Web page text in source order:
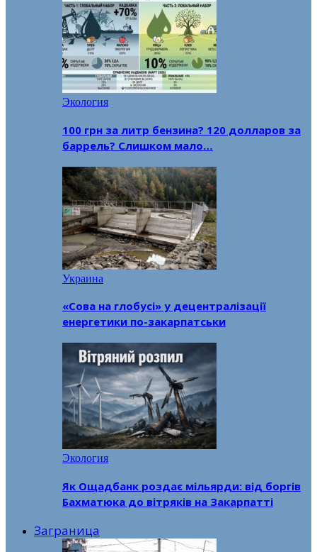
Экология
100 грн за литр бензина? 120 долларов за
баррель? Слишком мало…
Украина
«Сова на глобусі» у децентралізації
енергетики по-закарпатськи
Экология
Як Ощадбанк роздає мільярди: від боргів
Бахматюка до вітряків на Закарпатті
Заграница